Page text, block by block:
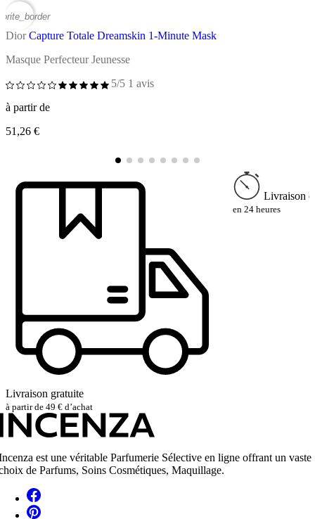
Dior Capture Totale Dreamskin 1-Minute Mask
Masque Perfecteur Jeunesse
5/5 1 avis
à partir de
51,26 €
Livraison gratuite
à partir de 49 € d’achat
Livraison
en 24 heures
est une véritable Parfumerie Sélective en ligne offrant un vaste
de Parfums, Soins Cosmétiques, Maquillage.